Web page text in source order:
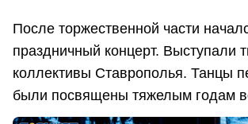
После торжественной части
праздничный концерт. Выступали
коллективы Ставрополья. Танцы
были посвящены тяжелым годам